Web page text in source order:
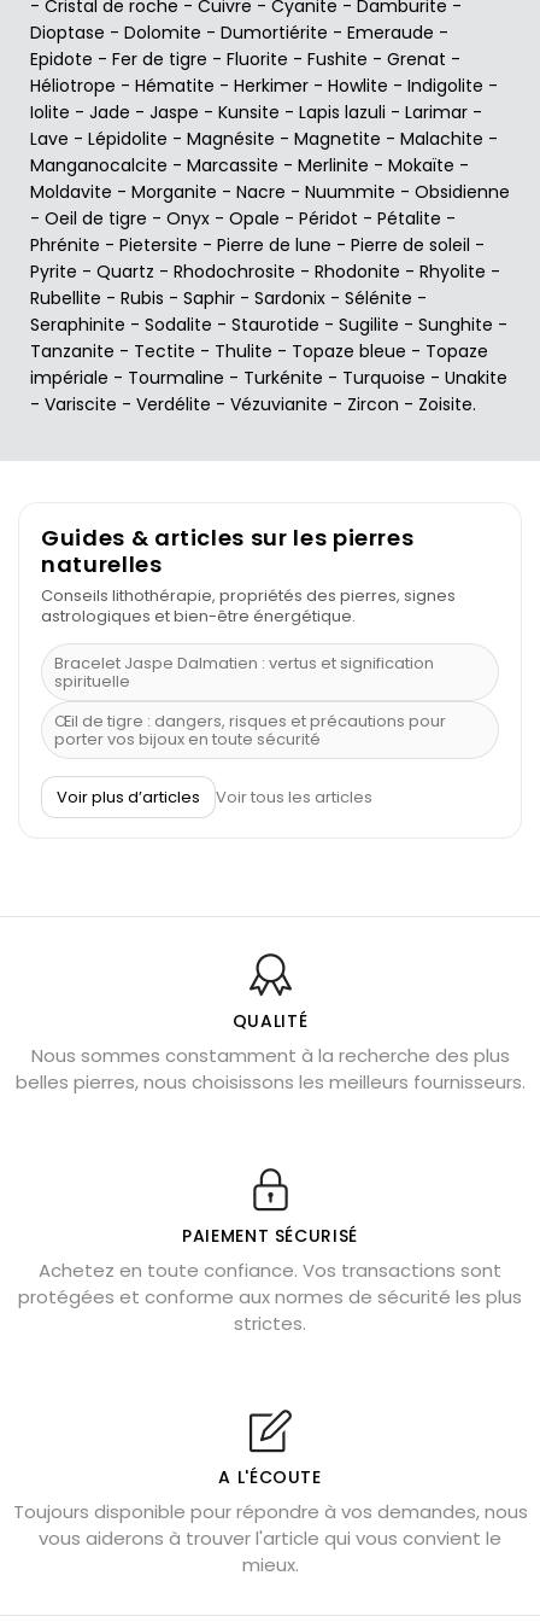
- Cristal de roche - Cuivre - Cyanite - Damburite -
Dioptase - Dolomite - Dumortiérite - Emeraude -
Epidote - Fer de tigre - Fluorite - Fushite - Grenat -
Héliotrope - Hématite - Herkimer - Howlite - Indigolite -
Iolite - Jade - Jaspe - Kunsite - Lapis lazuli - Larimar -
Lave - Lépidolite - Magnésite - Magnetite - Malachite -
Manganocalcite - Marcassite - Merlinite - Mokaïte -
Moldavite - Morganite - Nacre - Nuummite - Obsidienne
- Oeil de tigre - Onyx - Opale - Péridot - Pétalite -
Phrénite - Pietersite - Pierre de lune - Pierre de soleil -
Pyrite - Quartz - Rhodochrosite - Rhodonite - Rhyolite -
Rubellite - Rubis - Saphir - Sardonix - Sélénite -
Seraphinite - Sodalite - Staurotide - Sugilite - Sunghite -
Tanzanite - Tectite - Thulite - Topaze bleue - Topaze
impériale - Tourmaline - Turkénite - Turquoise - Unakite
- Variscite - Verdélite - Vézuvianite - Zircon - Zoisite.
Guides & articles sur les pierres
naturelles
Conseils lithothérapie, propriétés des pierres, signes
astrologiques et bien-être énergétique.
Bracelet Jaspe Dalmatien : vertus et signification
spirituelle
Œil de tigre : dangers, risques et précautions pour
porter vos bijoux en toute sécurité
À quel poignet porter un bracelet de pierre
Découvrez le scorpion et ses pierres
Bienfaits de la sélénite – pierre des anges
L’améthyste est-elle faite pour moi ?
Chrysocolle : pierre apaisante
Obsidienne dorée : vertus et signification
Véritable citrine naturelle non chauffée
Où placer la citrine dans la maison
Cornaline : propriétés magiques
Capricorne : quelles pierres choisir
Shungite : purification et protection
Bagues en labradorite argent 925
Lapis lazuli : propriétés et précautions
Citrine : propriétés magiques
Aigue-marine : propriétés et couleurs
Voir plus d’articles Voir tous les articles
QUALITÉ
Nous sommes constamment à la recherche des plus
belles pierres, nous choisissons les meilleurs fournisseurs.
PAIEMENT SÉCURISÉ
Achetez en toute confiance. Vos transactions sont
protégées et conforme aux normes de sécurité les plus
strictes.
A L'ÉCOUTE
Toujours disponible pour répondre à vos demandes, nous
vous aiderons à trouver l'article qui vous convient le
mieux.